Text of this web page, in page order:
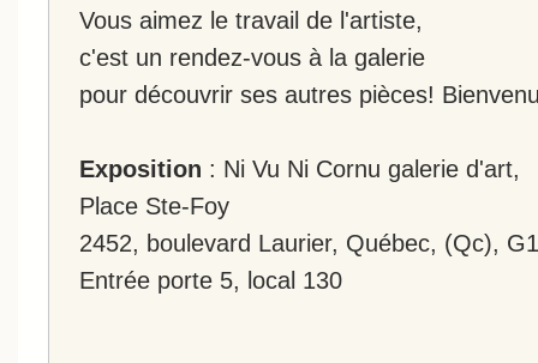
Vous aimez le travail de l'artiste,
c'est un rendez-vous à la galerie
pour découvrir ses autres pièces!
Exposition : Ni Vu Ni Cornu galerie d'art,
Place Ste-Foy
2452, boulevard Laurier, Québec, (Qc),
Entrée porte 5, local 130